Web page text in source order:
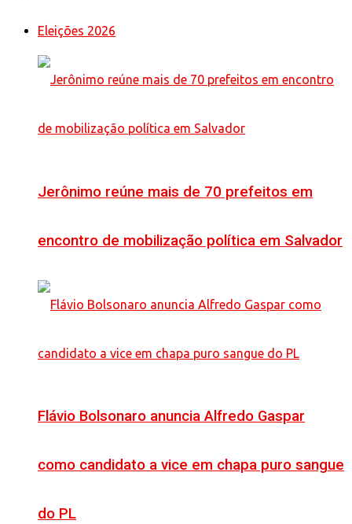
Eleições 2026
Jerônimo reúne mais de 70 prefeitos em
encontro de mobilização política em Salvador
Flávio Bolsonaro anuncia Alfredo Gaspar
como candidato a vice em chapa puro sangue
do PL